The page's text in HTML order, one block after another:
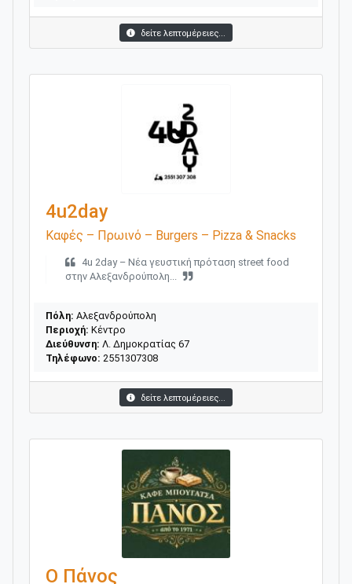
δείτε λεπτομέρειες...
4u2day
Καφές – Πρωινό – Burgers – Pizza & Snacks
4u 2day – Νέα γευστική πρόταση street food
στην Αλεξανδρούπολη...
Πόλη: Αλεξανδρούπολη
Περιοχή: Κέντρο
Διεύθυνση: Λ. Δημοκρατίας 67
Τηλέφωνο: 2551307308
δείτε λεπτομέρειες...
Ο Πάνος